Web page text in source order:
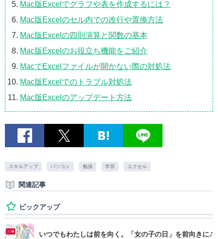
Mac版Excelでグラフや表を作成するには？
Mac版Excelのセル内での改行や置換方法
Mac版Excelの四則演算と関数の基本
Mac版Excelのお役立ち機能をご紹介
MacでExcelファイルが開かない際の対処法
Mac版Excelでのトラブル対処法
Mac版Excelのアップデート方法
スキルアップ パソコン 勉強 学習 エクセル
関連記事
ピックアップ
いつでもわたしは前を向く。「女の子の日」を前向きに♪